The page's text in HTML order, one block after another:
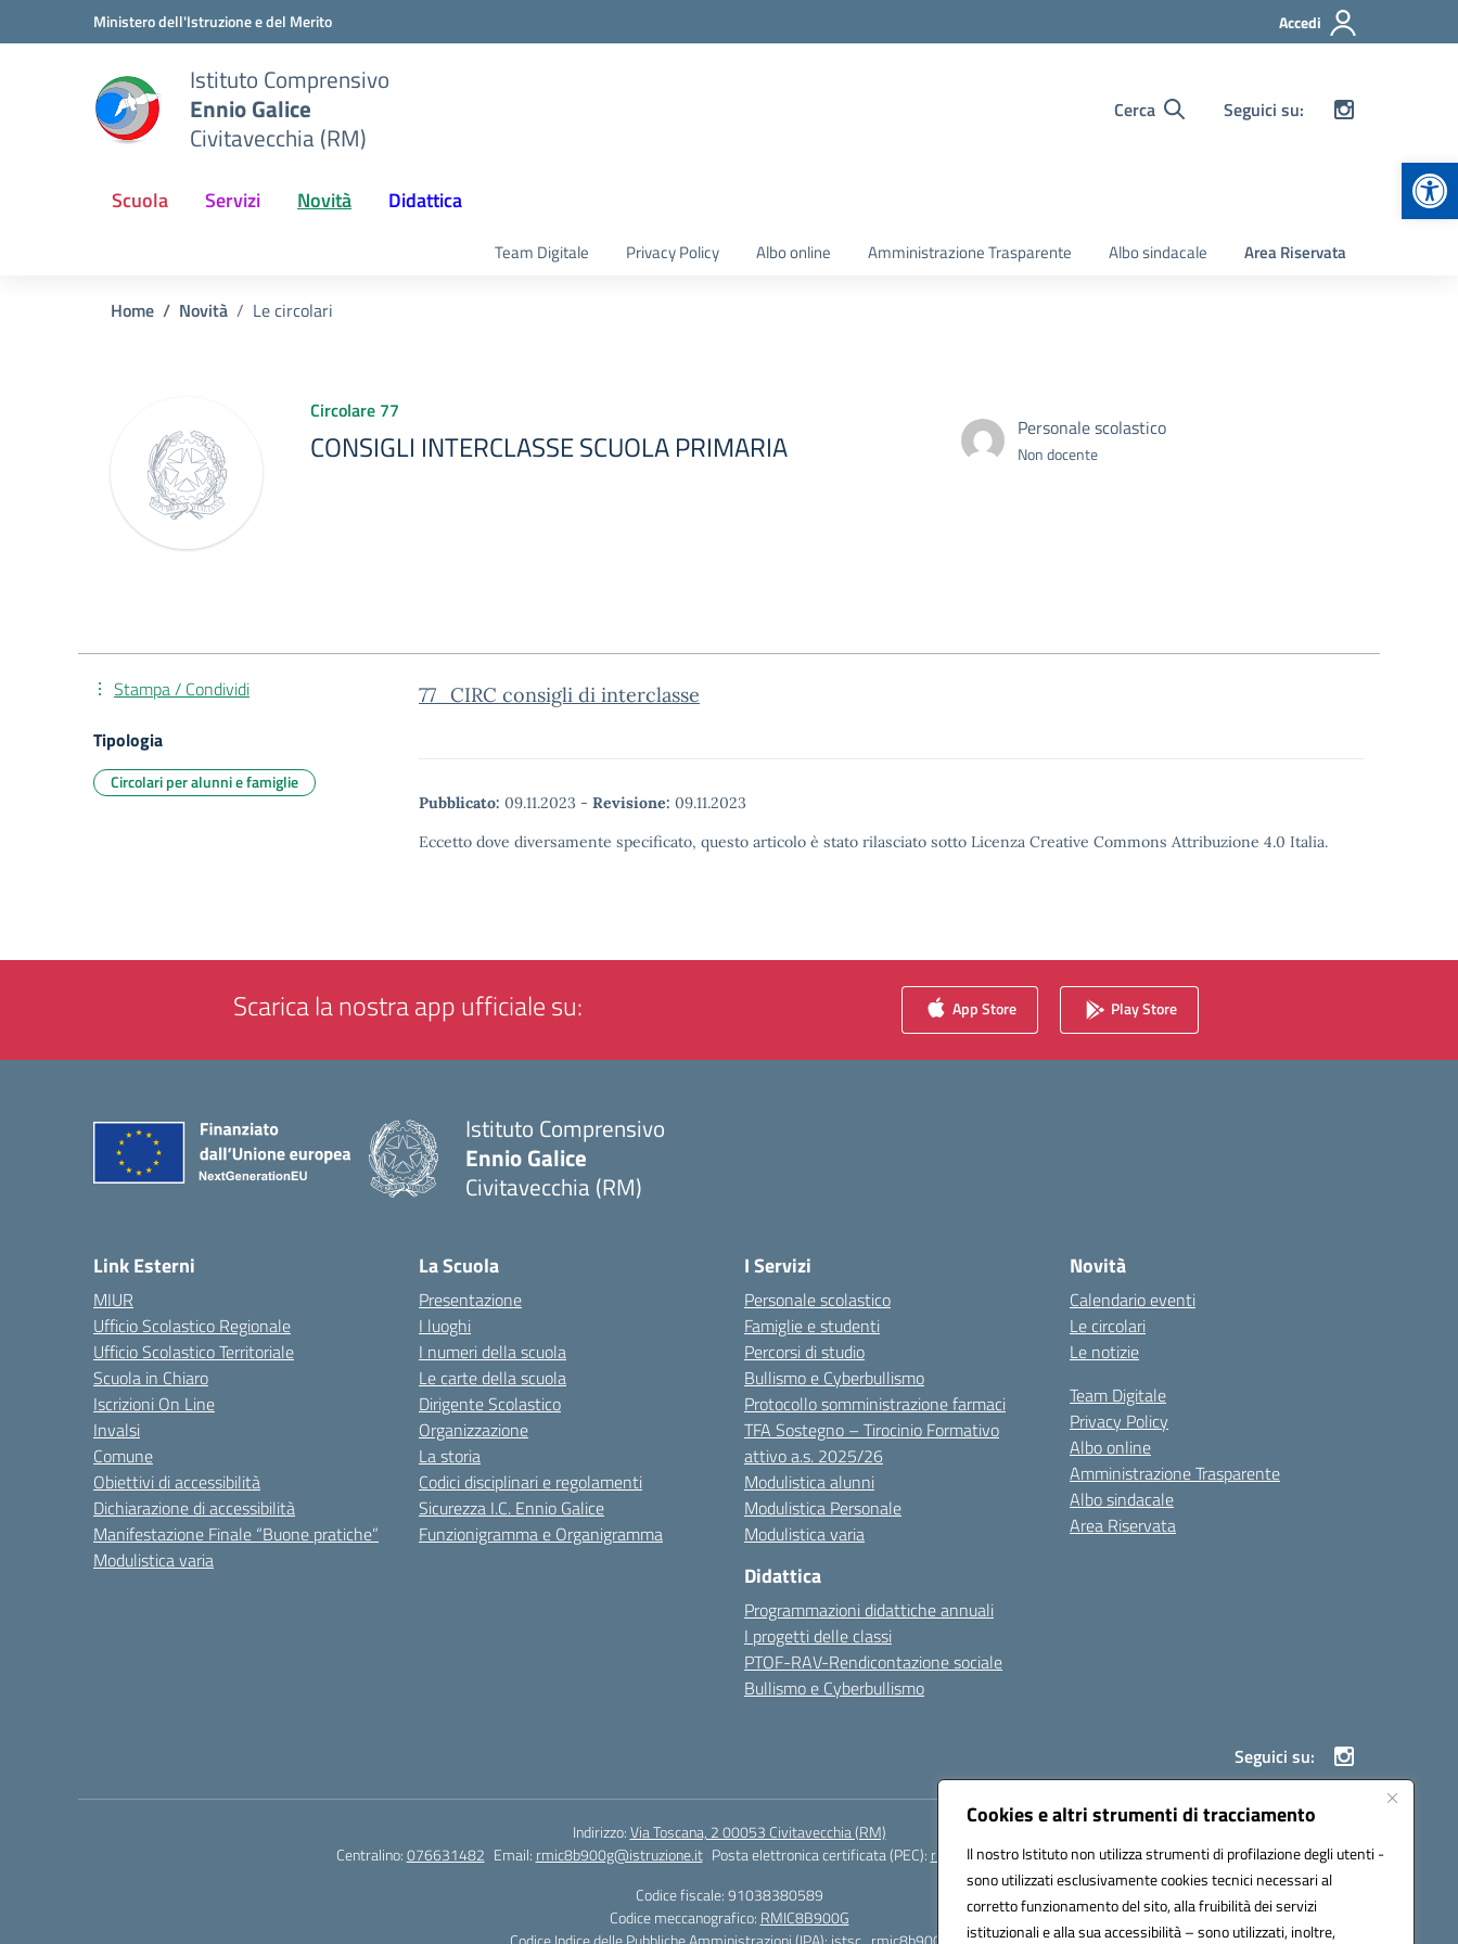
Cookies e altri strumenti di tracciamento
Il nostro Istituto non utilizza strumenti di profilazione degli utenti -
sono utilizzati esclusivamente cookies tecnici necessari al
corretto funzionamento del sito, alla fruibilità dei servizi
istituzionali e alla sua accessibilità – sono utilizzati, inoltre,
Vai ai contenuti
Vai al menu di navigazioneMinistero dell'Istruzione e del Merito Accedi
Istituto Comprensivo
Ennio Galice
Civitavecchia (RM)
Cerca Seguici su:
Scuola Servizi Novità Didattica
Team Digitale Privacy Policy Albo online Amministrazione Trasparente Albo sindacale Area Riservata
Home Novità Le circolari
Circolare 77
CONSIGLI INTERCLASSE SCUOLA PRIMARIA Personale scolastico
Non docente
77_CIRC consigli di interclasse
Pubblicato: 09.11.2023 - Revisione: 09.11.2023
Eccetto dove diversamente specificato, questo articolo è stato rilasciato sotto Licenza Creative Commons Attribuzione 4.0 Italia.
Stampa / Condividi
Tipologia
Circolari per alunni e famiglie
Scarica la nostra app ufficiale su: App Store Play Store
Istituto Comprensivo
Ennio Galice
Civitavecchia (RM)
Link Esterni
MIUR
Ufficio Scolastico Regionale
Ufficio Scolastico Territoriale
Scuola in Chiaro
Iscrizioni On Line
Invalsi
Comune
Obiettivi di accessibilità
Dichiarazione di accessibilità
Manifestazione Finale “Buone pratiche”
Modulistica varia
La Scuola
Presentazione
I luoghi
I numeri della scuola
Le carte della scuola
Dirigente Scolastico
Organizzazione
La storia
Codici disciplinari e regolamenti
Sicurezza I.C. Ennio Galice
Funzionigramma e Organigramma
I Servizi
Personale scolastico
Famiglie e studenti
Percorsi di studio
Bullismo e Cyberbullismo
Protocollo somministrazione farmaci
TFA Sostegno – Tirocinio Formativo
attivo a.s. 2025/26
Modulistica alunni
Modulistica Personale
Modulistica varia
Didattica
Programmazioni didattiche annuali
I progetti delle classi
PTOF-RAV-Rendicontazione sociale
Bullismo e Cyberbullismo
Novità
Calendario eventi
Le circolari
Le notizie
Team Digitale
Privacy Policy
Albo online
Amministrazione Trasparente
Albo sindacale
Area Riservata
Seguici su:
Indirizzo:Via Toscana, 2 00053 Civitavecchia (RM)
Centralino:076631482 Email: rmic8b900g@istruzione.it Posta elettronica certificata (PEC): rmic8b900g@pec.istruzione.it
Codice fiscale: 91038380589
Codice meccanografico: RMIC8B900G